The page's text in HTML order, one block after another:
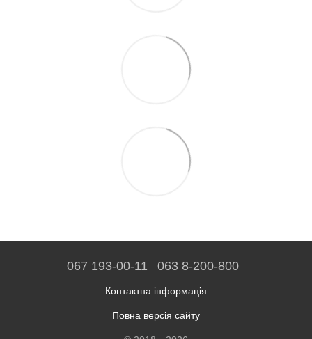
067 193-00-11 063 8-200-800
Контактна інформація
Повна версія сайту